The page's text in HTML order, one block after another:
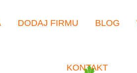
DODAJ FIRMU BLOG
KONTAKT